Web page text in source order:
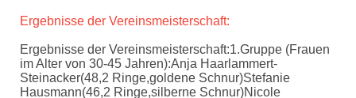
Ergebnisse der Vereinsmeisterschaft:
Ergebnisse der Vereinsmeisterschaft:1.Gruppe (Frauen
im Alter von 30-45 Jahren):Anja Haarlammert-
Steinacker(48,2 Ringe,goldene Schnur)Stefanie
Hausmann(46,2 Ringe,silberne Schnur)Nicole